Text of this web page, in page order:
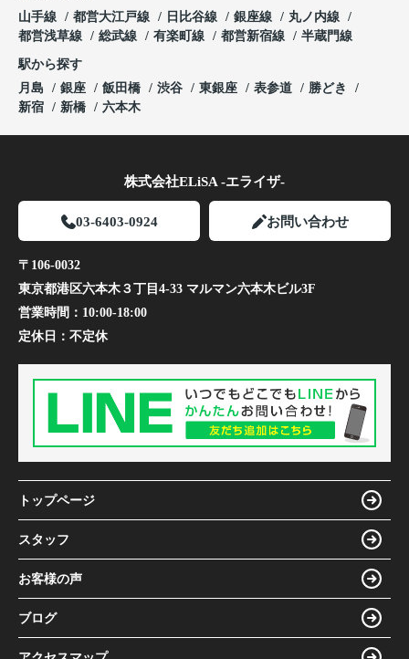
山手線
都営大江戸線 日比谷線 銀座線
丸ノ内線
都営浅草線
総武線 有楽町線 都営新宿線 半蔵門線
駅から探す
月島
銀座 飯田橋 渋谷 東銀座 表参道
勝どき
新宿
新橋 六本木
株式会社ELiSA -エライザ-
03-6403-0924 お問い合わせ
〒106-0032
東京都港区六本木３丁目4-33 マルマン六本木ビル3F
営業時間： 10:00-18:00
定休日： 不定休
トップページ
スタッフ
お客様の声
ブログ